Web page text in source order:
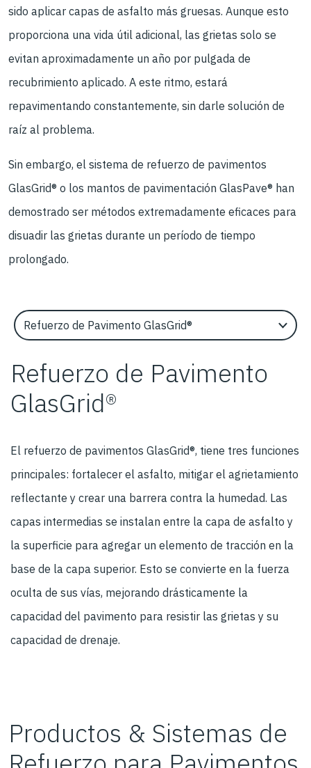
sido aplicar capas de asfalto más gruesas. Aunque esto
proporciona una vida útil adicional, las grietas solo se
evitan aproximadamente un año por pulgada de
recubrimiento aplicado. A este ritmo, estará
repavimentando constantemente, sin darle solución de
raíz al problema.
Sin embargo, el sistema de refuerzo de pavimentos
GlasGrid® o los mantos de pavimentación GlasPave® han
demostrado ser métodos extremadamente eficaces para
disuadir las grietas durante un período de tiempo
prolongado.
Select an Application Feature
Refuerzo de Pavimento
GlasGrid®
El refuerzo de pavimentos GlasGrid®, tiene tres funciones
principales: fortalecer el asfalto, mitigar el agrietamiento
reflectante y crear una barrera contra la humedad. Las
capas intermedias se instalan entre la capa de asfalto y
la superficie para agregar un elemento de tracción en la
base de la capa superior. Esto se convierte en la fuerza
oculta de sus vías, mejorando drásticamente la
capacidad del pavimento para resistir las grietas y su
capacidad de drenaje.
Productos & Sistemas de